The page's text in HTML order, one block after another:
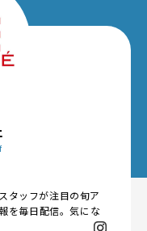
タッフが注目の旬ア
を毎日配信。気にな